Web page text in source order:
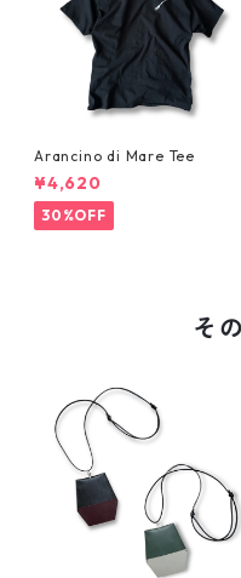
Arancino di Mare Tee
¥4,620
30%OFF
そ